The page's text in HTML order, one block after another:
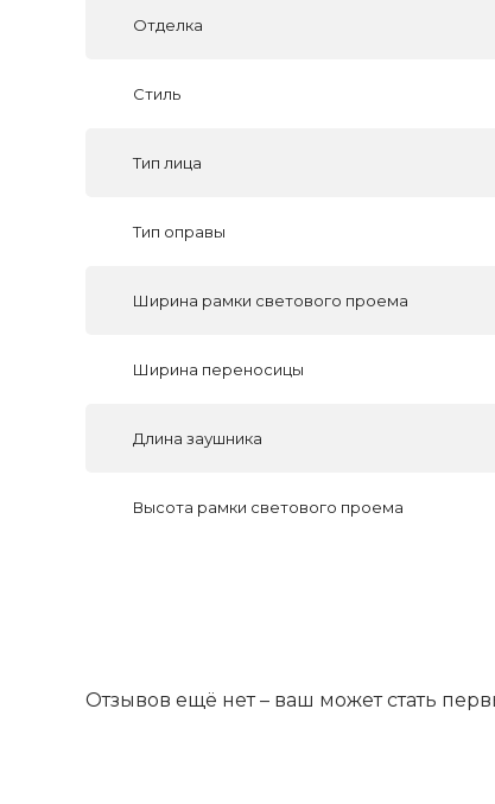
Отделка
Стиль
Тип лица
Тип оправы
Ширина рамки светового проема
Ширина переносицы
Длина заушника
Высота рамки светового проема
Отзывов ещё нет – ваш может стать